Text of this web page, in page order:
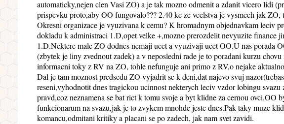
automaticky,nejen clen Vasi ZO) a je tak mozno odmenit a zdanit vicero lidi
prispevku proto,aby OO fungovalo??? 2.40 kc ze vcelstva je vysmech jak ZO,
Okresni organizace je vyuzivana k cemu? K hromadnym objednavkam leciv
dokladu k administraci 1.D,opet velke +,mozno prerozdelit nevyuzite
1.D.Nektere male ZO dodnes nemaji ucet a vyuzivaji ucet OO.U nas porada
(zbytek je liny zvednout zadek) a v neposledni rade je to poradani kurzu
informacni toky z RV na ZO, tohle nefunguje ani primo z RV,o nejake
Dal je tam moznost predsedu ZO vyjadrit se k deni,dat najevo svuj
reseni,vyhodnotit dnes tragickou ucinnost nekterych leciv vzdor lobingu
pravd,coz neznamena se bat rict k tomu svoje a byt klidne za cernou ovci.OO
funkcionarum na svazu,jak je to zvykem mnohde jeste dnes.Pak taky muze
komancu,odmitani kritiky a placani se po zadech, jak nam svet zavidi.